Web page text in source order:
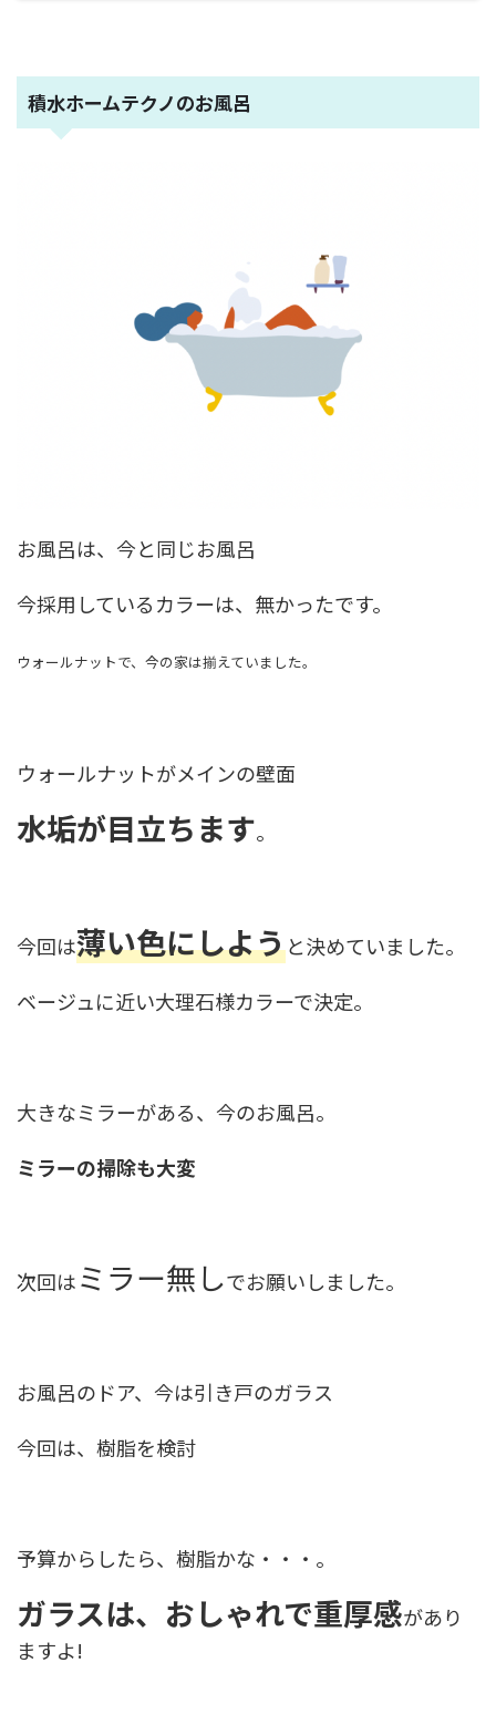
積水ホームテクノのお風呂
お風呂は、今と同じお風呂
今採用しているカラーは、無かったです。
ウォールナットで、今の家は揃えていました。
ウォールナットがメインの壁面
水垢が目立ちます。
今回は薄い色にしようと決めていました。
ベージュに近い大理石様カラーで決定。
大きなミラーがある、今のお風呂。
ミラーの掃除も大変
次回はミラー無しでお願いしました。
お風呂のドア、今は引き戸のガラス
今回は、樹脂を検討
予算からしたら、樹脂かな・・・。
ガラスは、おしゃれで重厚感があり
ますよ!